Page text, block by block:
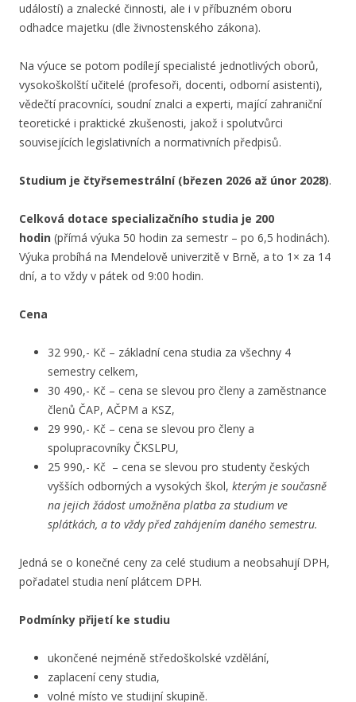
událostí) a znalecké činnosti, ale i v příbuzném oboru
odhadce majetku (dle živnostenského zákona).
Na výuce se potom podílejí specialisté jednotlivých oborů,
vysokoškolští učitelé (profesoři, docenti, odborní asistenti),
vědečtí pracovníci, soudní znalci a experti, mající zahraniční
teoretické i praktické zkušenosti, jakož i spolutvůrci
souvisejících legislativních a normativních předpisů.
Studium je čtyřsemestrální (březen 2026 až únor 2028).
Celková dotace specializačního studia je 200
hodin (přímá výuka 50 hodin za semestr – po 6,5 hodinách).
Výuka probíhá na Mendelově univerzitě v Brně, a to 1× za 14
dní, a to vždy v pátek od 9:00 hodin.
Cena
32 990,- Kč – základní cena studia za všechny 4
semestry celkem,
30 490,- Kč – cena se slevou pro členy a zaměstnance
členů ČAP, AČPM a KSZ,
29 990,- Kč – cena se slevou pro členy a
spolupracovníky ČKSLPU,
25 990,- Kč – cena se slevou pro studenty českých
vyšších odborných a vysokých škol, kterým je současně
na jejich žádost umožněna platba za studium ve
splátkách, a to vždy před zahájením daného semestru.
Jedná se o konečné ceny za celé studium a neobsahují DPH,
pořadatel studia není plátcem DPH.
Podmínky přijetí ke studiu
ukončené nejméně středoškolské vzdělání,
zaplacení ceny studia,
volné místo ve studijní skupině.